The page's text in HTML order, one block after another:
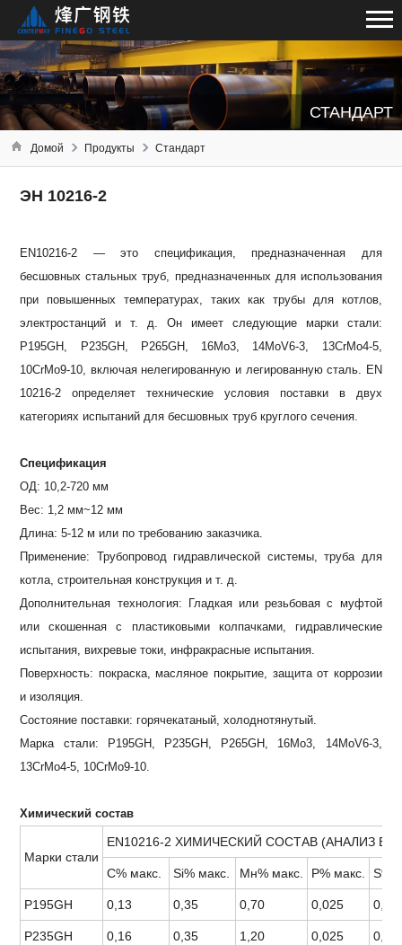
СТАНДАРТ
Домой Продукты Стандарт
ЭН 10216-2
EN10216-2 — это спецификация, предназначенная для
бесшовных стальных труб, предназначенных для использования
при повышенных температурах, таких как трубы для котлов,
электростанций и т. д. Он имеет следующие марки стали:
P195GH, P235GH, P265GH, 16Mo3, 14MoV6-3, 13CrMo4-5,
10CrMo9-10, включая нелегированную и легированную сталь. EN
10216-2 определяет технические условия поставки в двух
категориях испытаний для бесшовных труб круглого сечения.
Спецификация
ОД: 10,2-720 мм
Вес: 1,2 мм~12 мм
Длина: 5-12 м или по требованию заказчика.
Применение: Трубопровод гидравлической системы, труба для
котла, строительная конструкция и т. д.
Дополнительная технология: Гладкая или резьбовая с муфтой
или скошенная с пластиковыми колпачками, гидравлические
испытания, вихревые токи, инфракрасные испытания.
Поверхность: покраска, масляное покрытие, защита от коррозии
и изоляция.
Состояние поставки: горячекатаный, холоднотянутый.
Марка стали: P195GH, P235GH, P265GH, 16Mo3, 14MoV6-3,
13CrMo4-5, 10CrMo9-10.
Химический состав
Марки стали
EN10216-2 ХИМИЧЕСКИЙ СОСТАВ (АНАЛИЗ В
С% макс. Si% макс. Мн% макс. Р% макс. S%
P195GH 0,13 0,35 0,70 0,025
P235GH 0,16 0,35 1,20 0,025